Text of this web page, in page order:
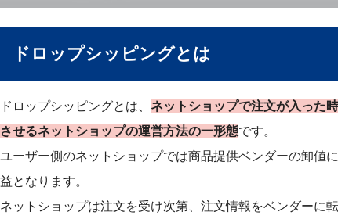
ドロップシッピングとは
ドロップシッピングとは、 ネットショップで注文が入った
させるネットショップの運営方法の一形態です。
ユーザー側のネットショップでは商品提供ベンダーの卸値
益となります。
ネットショップは注文を受け次第、注文情報をベンダーに